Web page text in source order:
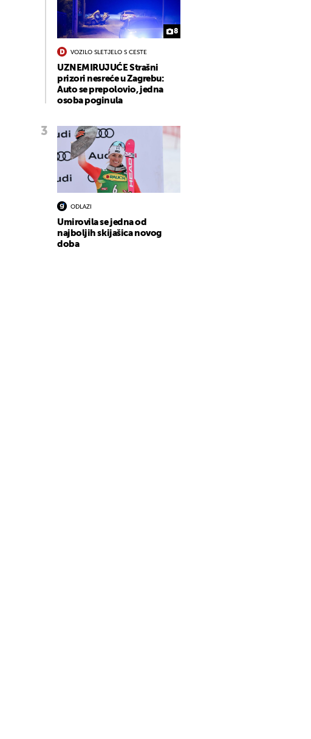
8
VOZILO SLETJELO S CESTE
UZNEMIRUJUĆE Strašni
prizori nesreće u Zagrebu:
Auto se prepolovio, jedna
osoba poginula
ODLAZI
Umirovila se jedna od
najboljih skijašica novog
doba